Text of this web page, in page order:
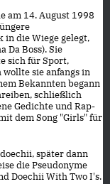
am 14. August 1998
die Wiege gelegt,
Da Boss). Sie
sich für Sport,
sie anfangs in
Bekannten begann
schließlich
Gedichte und Rap-
dem Song "Girls" für
später dann
die Pseudonyme
Doechii With Two I's.